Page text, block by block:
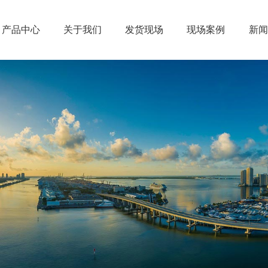
产品中心 关于我们 发货现场 现场案例 新